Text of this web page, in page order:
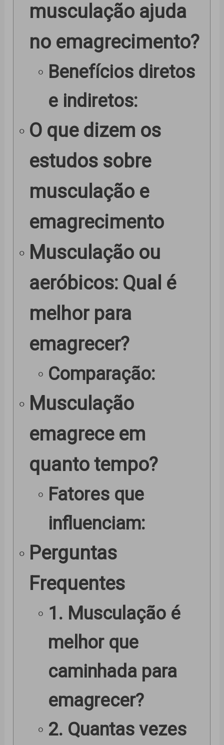
musculação ajuda
no emagrecimento?
Benefícios diretos
e indiretos:
O que dizem os
estudos sobre
musculação e
emagrecimento
Musculação ou
aeróbicos: Qual é
melhor para
emagrecer?
Comparação:
Musculação
emagrece em
quanto tempo?
Fatores que
influenciam:
Perguntas
Frequentes
1. Musculação é
melhor que
caminhada para
emagrecer?
2. Quantas vezes